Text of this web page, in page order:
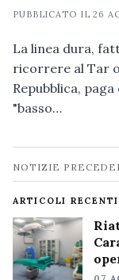
PUBBLICATO IL26
La linea dura,
ricorrere al Tar
Repubblica,
"basso…
Navigazione
notizie
NOTIZIE
ARTICOLI RECENTI